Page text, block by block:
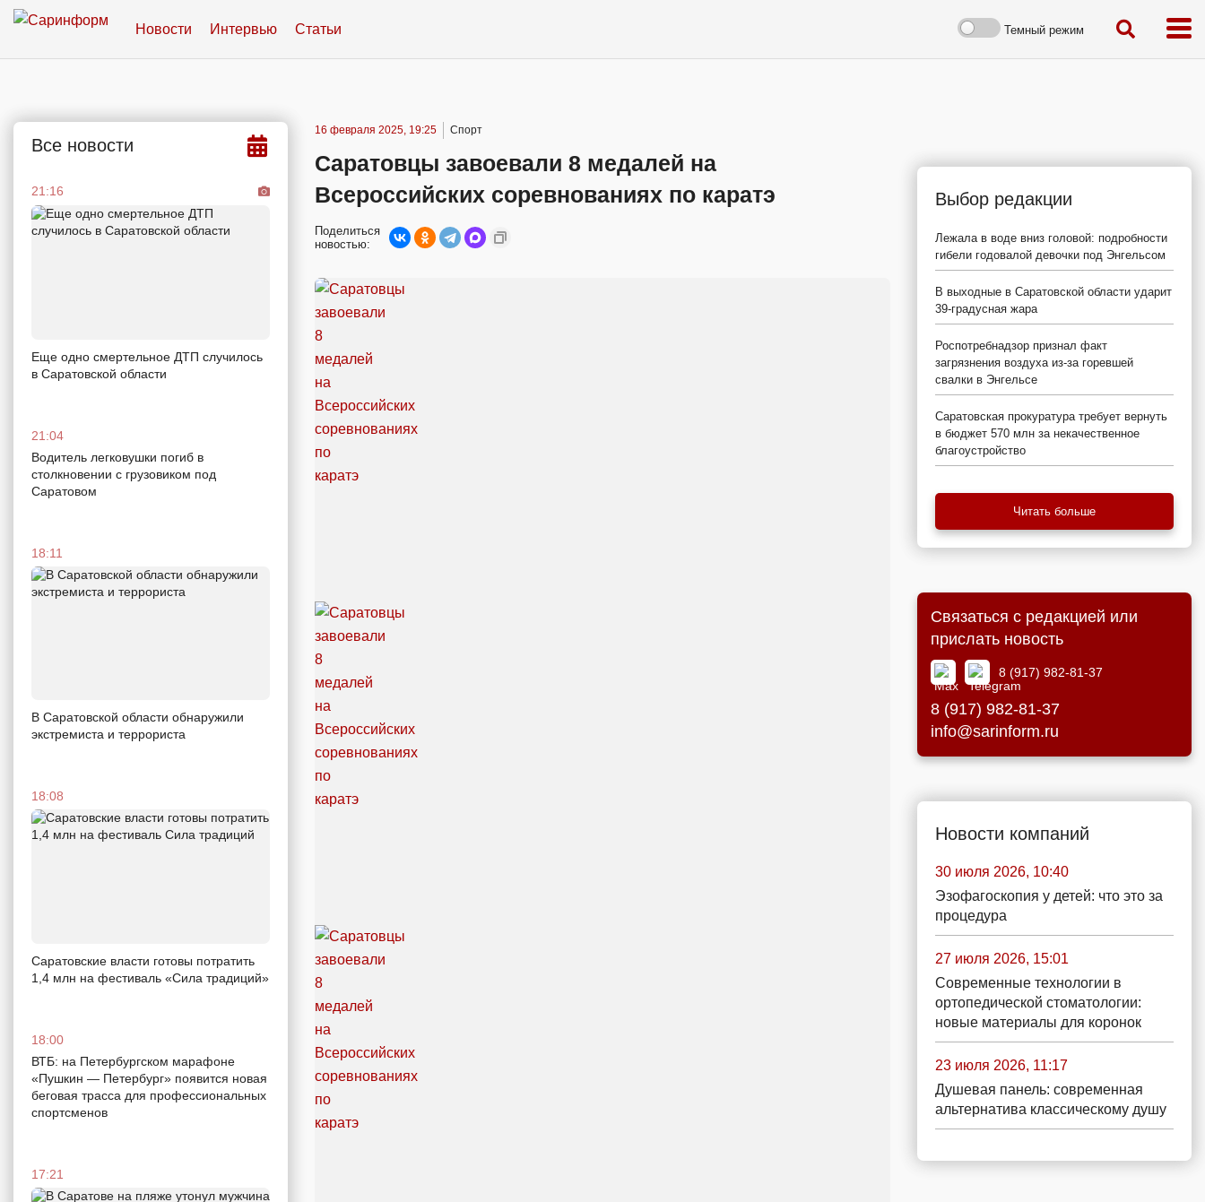
Новости Интервью Статьи Темный режим
Все новости
21:16
Еще одно смертельное ДТП случилось
в Саратовской области
21:04
Водитель легковушки погиб в
столкновении с грузовиком под
Саратовом
18:11
В Саратовской области обнаружили
экстремиста и террориста
18:08
Саратовские власти готовы потратить
1,4 млн на фестиваль «Сила традиций»
18:00
ВТБ: на Петербургском марафоне
«Пушкин — Петербург» появится новая
беговая трасса для профессиональных
спортсменов
17:21
16 февраля 2025, 19:25 Спорт
Саратовцы завоевали 8 медалей на
Всероссийских соревнованиях по каратэ
Поделиться
новостью:
Выбор редакции
Лежала в воде вниз головой: подробности
гибели годовалой девочки под Энгельсом
В выходные в Саратовской области ударит
39-градусная жара
Роспотребнадзор признал факт
загрязнения воздуха из-за горевшей
свалки в Энгельсе
Саратовская прокуратура требует вернуть
в бюджет 570 млн за некачественное
благоустройство
Читать больше
Связаться с редакцией или
прислать новость
8 (917) 982-81-37
8 (917) 982-81-37
info@sarinform.ru
Новости компаний
30 июля 2026, 10:40
Эзофагоскопия у детей: что это за
процедура
27 июля 2026, 15:01
Современные технологии в
ортопедической стоматологии:
новые материалы для коронок
23 июля 2026, 11:17
Душевая панель: современная
альтернатива классическому душу